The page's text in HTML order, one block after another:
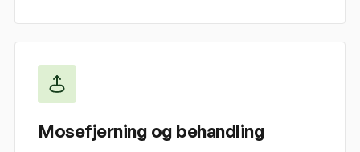
Mosefjerning og behandling